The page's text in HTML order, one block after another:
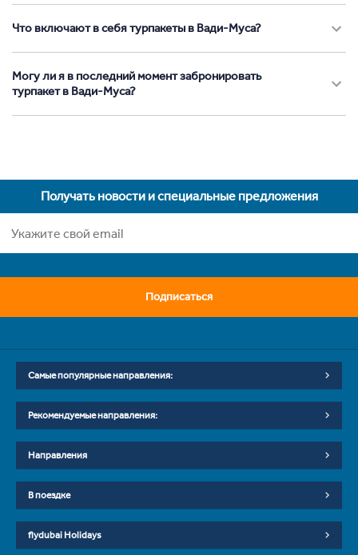
Что включают в себя турпакеты в Вади-Муса?
Могу ли я в последний момент забронировать
турпакет в Вади-Муса?
Получать новости и специальные предложения
Подписаться
Самые популярные направления:
Рекомендуемые направления:
Направления
В поездке
flydubai Holidays